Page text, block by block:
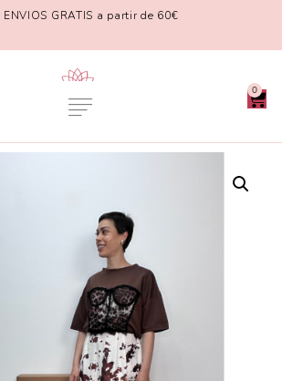
ENVIOS GRATIS a partir de 60€
0